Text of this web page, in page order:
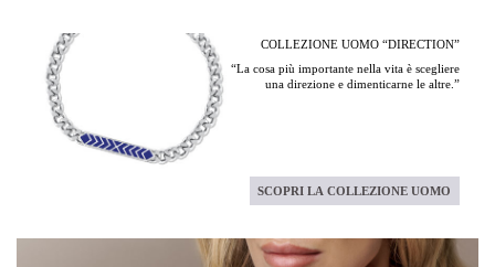
COLLEZIONE UOMO “DIRECTION”
“La cosa più importante nella vita è scegliere
una direzione e dimenticarne le altre.”
SCOPRI LA COLLEZIONE UOMO